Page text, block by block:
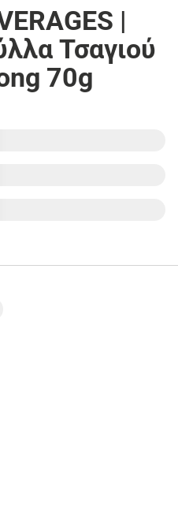
|
Τσαγιού
70g